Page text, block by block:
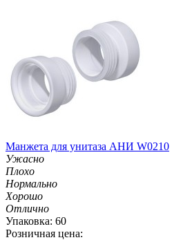
Манжета для унитаза АНИ W0210
Ужасно
Плохо
Нормально
Хорошо
Отлично
Упаковка: 60
Розничная цена: